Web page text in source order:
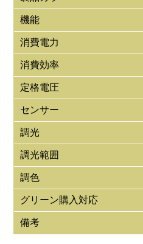
機能
消費電力
消費効率
定格電圧
センサー
調光
調光範囲
調色
グリーン購入対応
備考